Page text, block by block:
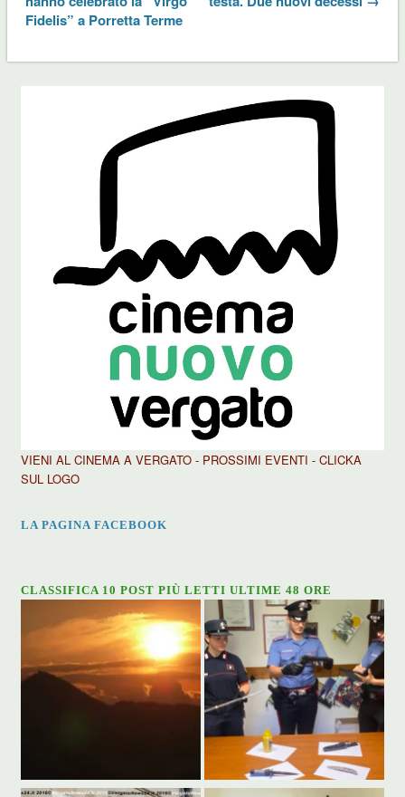
Fidelis” a Porretta Terme
VIENI AL CINEMA A VERGATO - PROSSIMI EVENTI - CLICKA
SUL LOGO
LA PAGINA FACEBOOK
CLASSIFICA 10 POST PIÙ LETTI ULTIME 48 ORE